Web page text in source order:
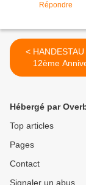
Répondre
< HANDESTAU fête son
12ème
Hébergé par
Top articles
Pages
Contact
Signaler un abus